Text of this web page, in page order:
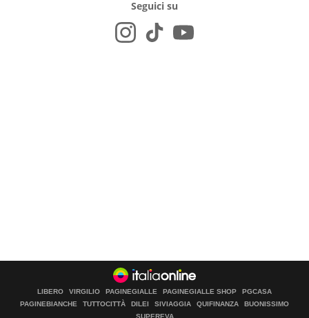
Seguici su
LIBERO VIRGILIO PAGINEGIALLE PAGINEGIALLE SHOP
PGCASA
PAGINEBIANCHE
TUTTOCITTÀ DILEI SIVIAGGIA QUIFINANZA
BUONISSIMO